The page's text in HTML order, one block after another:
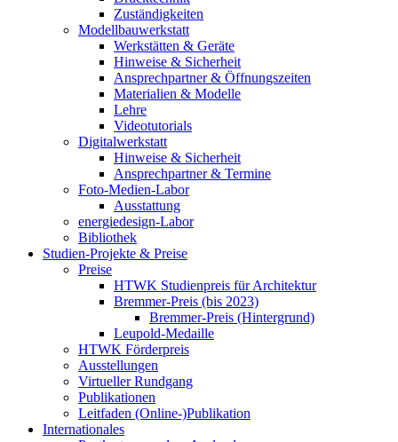
Zuständigkeiten
Modellbauwerkstatt
Werkstätten & Geräte
Hinweise & Sicherheit
Ansprechpartner & Öffnungszeiten
Materialien & Modelle
Lehre
Videotutorials
Digitalwerkstatt
Hinweise & Sicherheit
Ansprechpartner & Termine
Foto-Medien-Labor
Ausstattung
energiedesign-Labor
Bibliothek
Studien-Projekte & Preise
Preise
HTWK Studienpreis für Architektur
Bremmer-Preis (bis 2023)
Bremmer-Preis (Hintergrund)
Leupold-Medaille
HTWK Förderpreis
Ausstellungen
Virtueller Rundgang
Publikationen
Leitfaden (Online-)Publikation
Internationales